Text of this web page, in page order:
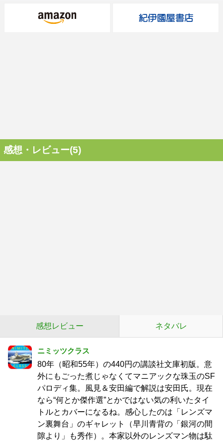
感想・レビュー(5)
感想レビュー ネタバレ
ニミッツクラス
80年（昭和55年）の440円の講談社文庫初版。意
外にもごった煮じゃなくてマニアックな珠玉のSF
パロディ集。風見＆安田編で解説は安田氏。現在
なら“何とか傑作選”とかではない気の利いたタイ
トルとカバーになるね。感心したのは「レンズマ
ン裏舞台」のギャレット（早川青背の「銀河の間
隙より」も秀作）。本家以外のレンズマン物は駄